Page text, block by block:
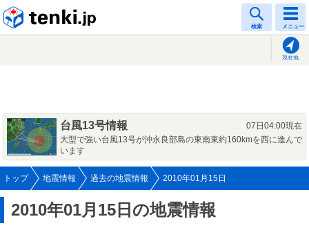
検索 メニュー
現在地
台風13号情報
07日04:00現在
大型で強い台風13号が沖永良部島の東南東約160kmを西に進んで
います
トップ 地震情報 過去の地震情報 2010年01月15日
2010年01月15日の地震情報